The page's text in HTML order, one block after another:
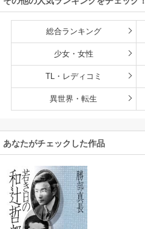
総合ランキング
少女・女性
TL・レディコミ
異世界・転生
あなたがチェックした作品